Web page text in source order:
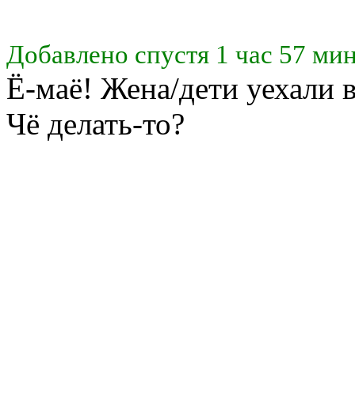
Добавлено спустя 1 час 57
Ё-маё! Жена/дети уехали
Чё делать-то?